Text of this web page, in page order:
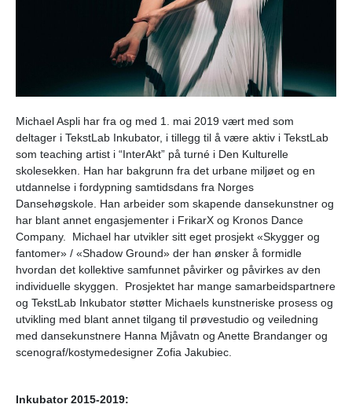
Michael Aspli har fra og med 1. mai 2019 vært med som
deltager i TekstLab Inkubator, i tillegg til å være aktiv i TekstLab
som teaching artist i “InterAkt” på turné i Den Kulturelle
skolesekken. Han har bakgrunn fra det urbane miljøet og en
utdannelse i fordypning samtidsdans fra Norges
Dansehøgskole. Han arbeider som skapende dansekunstner og
har blant annet engasjementer i FrikarX og Kronos Dance
Company. Michael har utvikler sitt eget prosjekt «Skygger og
fantomer» / «Shadow Ground» der han ønsker å formidle
hvordan det kollektive samfunnet påvirker og påvirkes av den
individuelle skyggen. Prosjektet har mange samarbeidspartnere
og TekstLab Inkubator støtter Michaels kunstneriske prosess og
utvikling med blant annet tilgang til prøvestudio og veiledning
med dansekunstnere Hanna Mjåvatn og Anette Brandanger og
scenograf/kostymedesigner Zofia Jakubiec.
Inkubator 2015-2019: